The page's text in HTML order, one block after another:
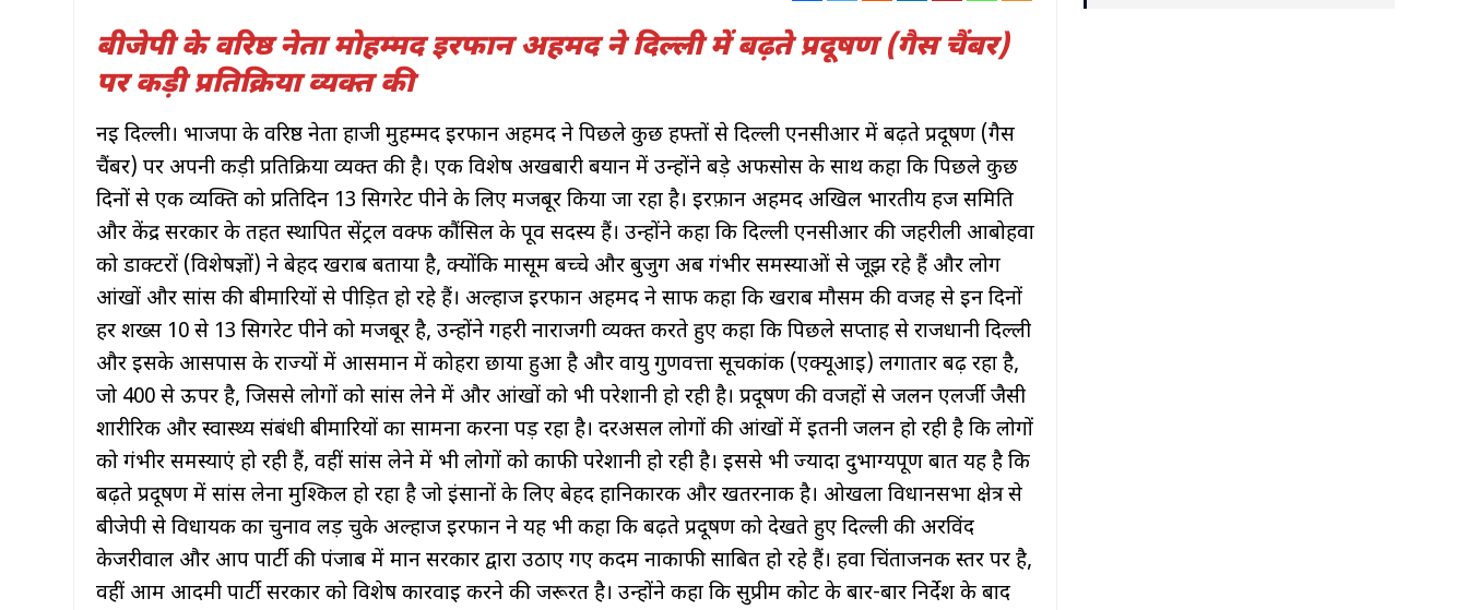
बीजेपी के वरिष्ठ नेता मोहम्मद इरफान अहमद ने दिल्ली में बढ़ते प्रदूषण (गैस चैंबर)
पर कड़ी प्रतिक्रिया व्यक्त की
नई दिल्ली। भाजपा के वरिष्ठ नेता हाजी मुहम्मद इरफान अहमद ने पिछले कुछ हफ्तों से दिल्ली एनसीआर में बढ़ते प्रदूषण (गैस
चैंबर) पर अपनी कड़ी प्रतिक्रिया व्यक्त की है। एक विशेष अखबारी बयान में उन्होंने बड़े अफसोस के साथ कहा कि पिछले कुछ
दिनों से एक व्यक्ति को प्रतिदिन 13 सिगरेट पीने के लिए मजबूर किया जा रहा है। इरफ़ान अहमद अखिल भारतीय हज समिति
और केंद्र सरकार के तहत स्थापित सेंट्रल वक्फ कौंसिल के पूर्व सदस्य हैं। उन्होंने कहा कि दिल्ली एनसीआर की जहरीली आबोहवा
को डाक्टरों (विशेषज्ञों) ने बेहद खराब बताया है, क्योंकि मासूम बच्चे और बुजुर्ग अब गंभीर समस्याओं से जूझ रहे हैं और लोग
आंखों और सांस की बीमारियों से पीड़ित हो रहे हैं। अल्हाज इरफान अहमद ने साफ कहा कि खराब मौसम की वजह से इन दिनों
हर शख्स 10 से 13 सिगरेट पीने को मजबूर है, उन्होंने गहरी नाराजगी व्यक्त करते हुए कहा कि पिछले सप्ताह से राजधानी दिल्ली
और इसके आसपास के राज्यों में आसमान में कोहरा छाया हुआ है और वायु गुणवत्ता सूचकांक (एक्यूआई) लगातार बढ़ रहा है,
जो 400 से ऊपर है, जिससे लोगों को सांस लेने में और आंखों को भी परेशानी हो रही है। प्रदूषण की वजहों से जलन एलर्जी जैसी
शारीरिक और स्वास्थ्य संबंधी बीमारियों का सामना करना पड़ रहा है। दरअसल लोगों की आंखों में इतनी जलन हो रही है कि लोगों
को गंभीर समस्याएं हो रही हैं, वहीं सांस लेने में भी लोगों को काफी परेशानी हो रही है। इससे भी ज्यादा दुर्भाग्यपूर्ण बात यह है कि
बढ़ते प्रदूषण में सांस लेना मुश्किल हो रहा है जो इंसानों के लिए बेहद हानिकारक और खतरनाक है। ओखला विधानसभा क्षेत्र से
बीजेपी से विधायक का चुनाव लड़ चुके अल्हाज इरफान ने यह भी कहा कि बढ़ते प्रदूषण को देखते हुए दिल्ली की अरविंद
केजरीवाल और आप पार्टी की पंजाब में मान सरकार द्वारा उठाए गए कदम नाकाफी साबित हो रहे हैं। हवा चिंताजनक स्तर पर है,
वहीं आम आदमी पार्टी सरकार को विशेष कार्रवाई करने की जरूरत है। उन्होंने कहा कि सुप्रीम कोर्ट के बार-बार निर्देश के बाद